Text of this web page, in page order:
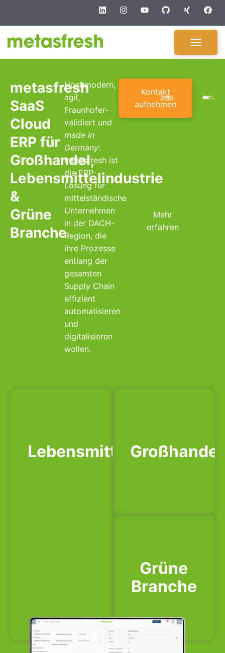
metasfresh
SaaS
Cloud
ERP für
Großhandel,
Lebensmittelindustrie
&
Grüne
Branche
Hochmodern,
agil,
Fraunhofer-
validiert und
made in
Germany:
metasfresh ist
die ERP-
Lösung für
mittelständische
Unternehmen
in der DACH-
Region, die
ihre Prozesse
entlang der
gesamten
Supply Chain
effizient
automatisieren
und
digitalisieren
wollen.
Kontakt
aufnehmen
Mehr
erfahren
Lebensmittel Großhandel
Grüne
Branche